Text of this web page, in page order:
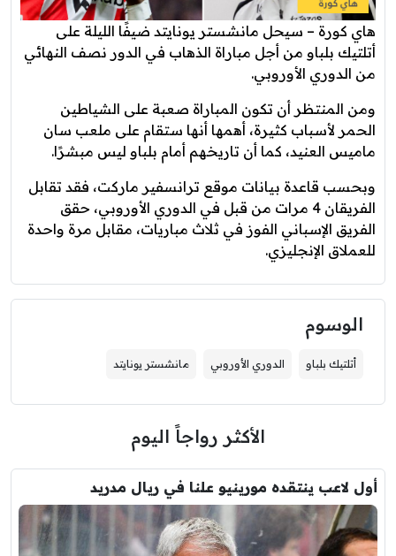
هاي كورة – سيحل مانشستر يونايتد ضيفًا الليلة على
أتلتيك بلباو من أجل مباراة الذهاب في الدور نصف النهائي
من الدوري الأوروبي.
ومن المنتظر أن تكون المباراة صعبة على الشياطين
الحمر لأسباب كثيرة، أهمها أنها ستقام على ملعب سان
ماميس العنيد، كما أن تاريخهم أمام بلباو ليس مبشرًا.
وبحسب قاعدة بيانات موقع ترانسفير ماركت، فقد تقابل
الفريقان 4 مرات من قبل في الدوري الأوروبي، حقق
الفريق الإسباني الفوز في ثلاث مباريات، مقابل مرة واحدة
للعملاق الإنجليزي.
الوسوم
أتلتيك بلباو الدوري الأوروبي مانشستر يونايتد
الأكثر رواجاً اليوم
أول لاعب ينتقده مورينيو علنا في ريال مدريد